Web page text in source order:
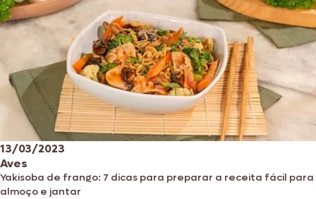
13/03/2023
Aves
Yakisoba de frango: 7 dicas para preparar a receita fácil para
almoço e jantar